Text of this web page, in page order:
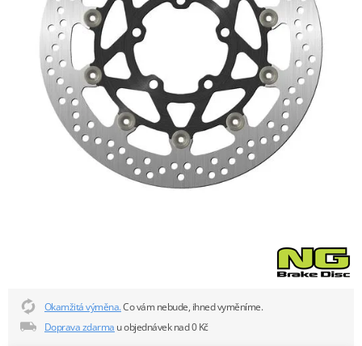
Okamžitá výměna.Co vám nebude, ihned vyměníme.
Doprava zdarma u objednávek nad 0 Kč